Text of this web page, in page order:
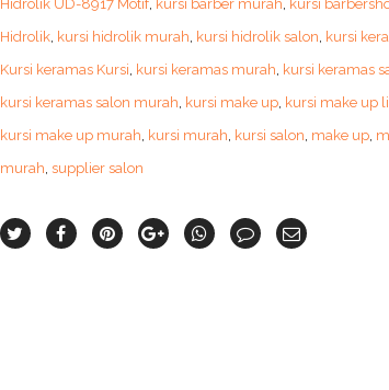
Hidrolik UD-8917 Motif, kursi barber murah, kursi
Hidrolik, kursi hidrolik murah, kursi hidrolik salon, kursi
Kursi keramas Kursi, kursi keramas murah, kursi keramas
kursi keramas salon murah, kursi make up, kursi make up
kursi make up murah, kursi murah, kursi salon, make up,
murah, supplier salon